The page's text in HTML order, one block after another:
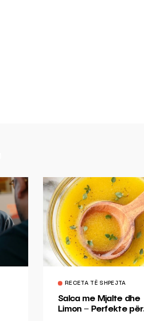
RECETA TË SHPEJTA
Salca me Mjalte dhe
Limon – Perfekte për